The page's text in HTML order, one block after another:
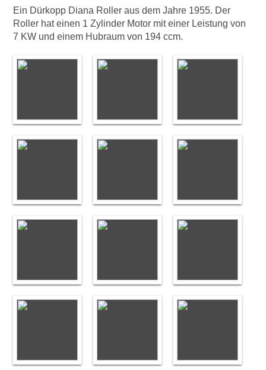
Ein Dürkopp Diana Roller aus dem Jahre 1955. Der
Roller hat einen 1 Zylinder Motor mit einer Leistung von
7 KW und einem Hubraum von 194 ccm.